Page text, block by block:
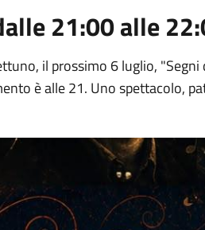
21:00 alle
il prossimo 6 luglio,
è alle 21. Uno spettacolo,